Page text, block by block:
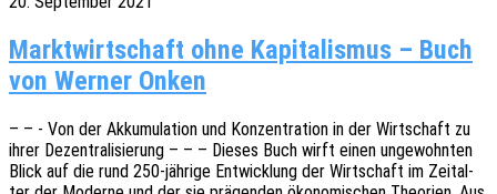
Marktwirtschaft ohne Kapitalismus – Buch
von Werner Onken
– – - Von der Akku­mu­la­ti­on und Konzen­tra­ti­on in der Wirt­schaft zu
ihrer Dezen­tra­li­sie­rung – – – Dieses Buch wirft einen unge­wohn­ten
Blick auf die rund 250-jähri­­ge Entwick­lung der Wirt­schaft im Zeit­al­